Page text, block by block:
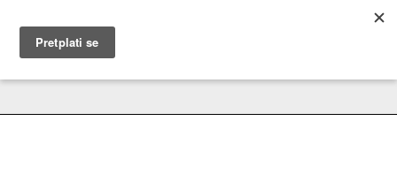
MUŽEVNI BUDITE